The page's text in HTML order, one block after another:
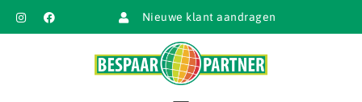
Nieuwe klant aandragen